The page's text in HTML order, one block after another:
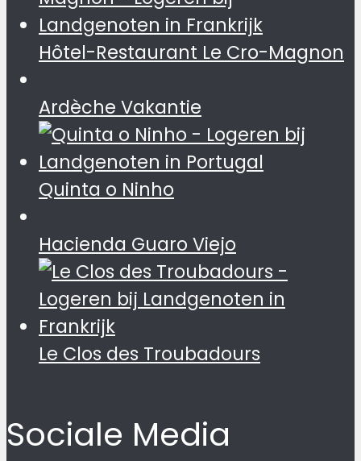
Hôtel-Restaurant Le Cro-Magnon
Ardèche Vakantie
Quinta o Ninho
Hacienda Guaro Viejo
Le Clos des Troubadours
Sociale Media